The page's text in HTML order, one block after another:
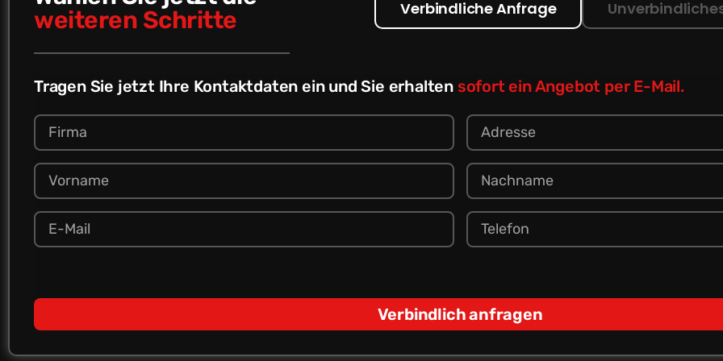
weiteren Schritte
Verbindliche Anfrage
Tragen Sie jetzt Ihre Kontaktdaten ein und Sie erhalten sofort ein Angebot per E-Mail.
Verbindlich anfragen